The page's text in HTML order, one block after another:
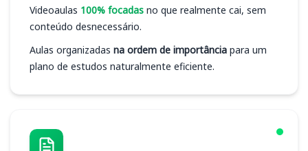
Videoaulas 100% focadas no que realmente cai, sem
conteúdo desnecessário.
Aulas organizadas na ordem de importância para um
plano de estudos naturalmente eficiente.